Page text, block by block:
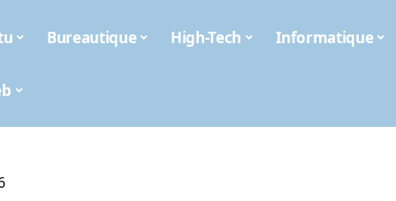
Bureautique High-Tech Informatique